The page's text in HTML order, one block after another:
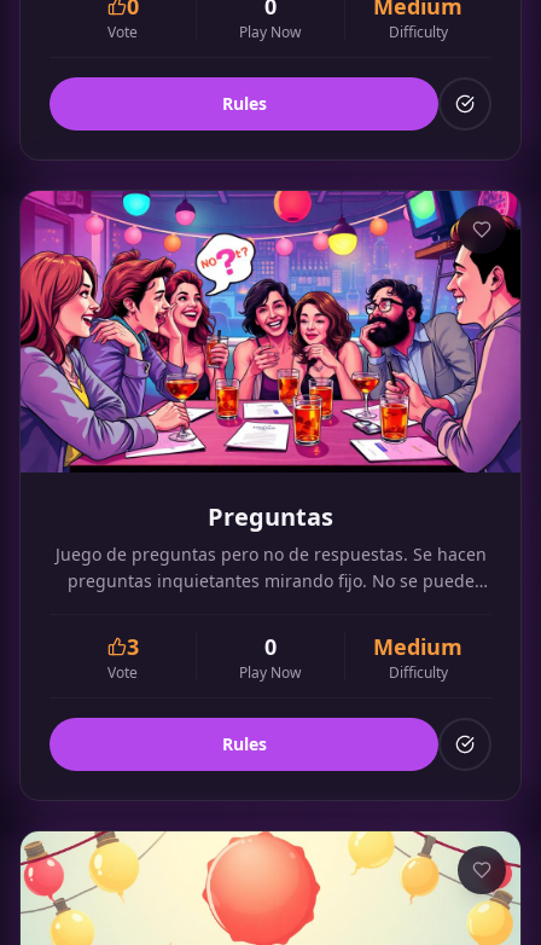
0
Vote
0
Play Now
Medium
Difficulty
Rules
Preguntas
Juego de preguntas pero no de respuestas. Se hacen
preguntas inquietantes mirando fijo. No se puede
3
Vote
0
Play Now
Medium
Difficulty
Rules